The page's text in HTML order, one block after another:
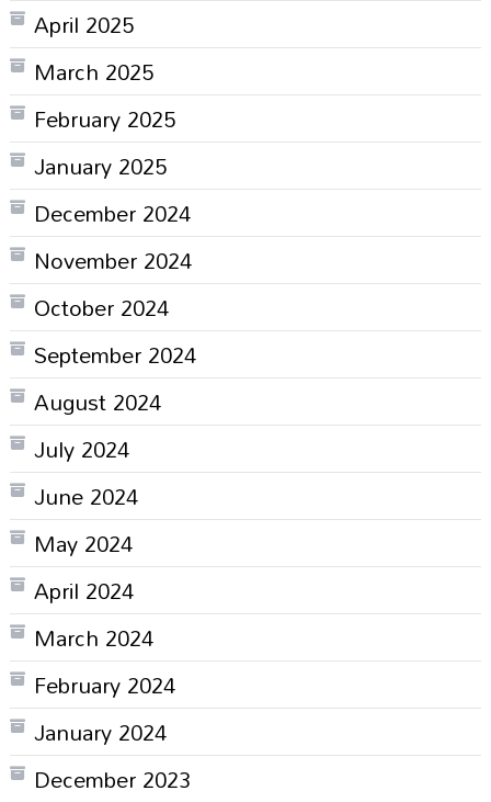
April 2025
March 2025
February 2025
January 2025
December 2024
November 2024
October 2024
September 2024
August 2024
July 2024
June 2024
May 2024
April 2024
March 2024
February 2024
January 2024
December 2023